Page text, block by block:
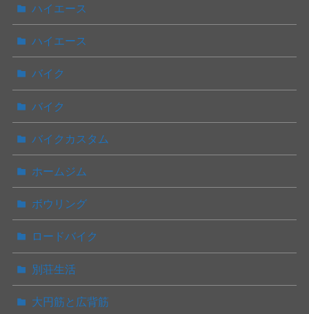
ハイエース
ハイエース
バイク
バイク
バイクカスタム
ホームジム
ボウリング
ロードバイク
別荘生活
大円筋と広背筋